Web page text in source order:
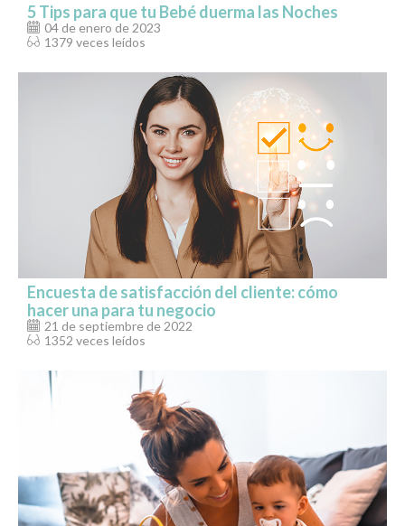
5 Tips para que tu Bebé duerma las Noches
04 de enero de 2023
1379 veces leídos
Encuesta de satisfacción del cliente: cómo
hacer una para tu negocio
21 de septiembre de 2022
1352 veces leídos